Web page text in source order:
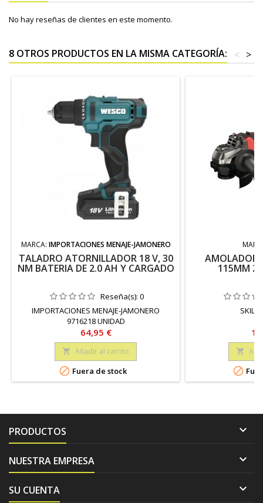
No hay reseñas de clientes en este momento.
8 OTROS PRODUCTOS EN LA MISMA CATEGORÍA: >
<
MARCA: IMPORTACIONES MENAJE-JAMONERO
TALADRO ATORNILLADOR 18 V, 30
NM BATERIA DE 2.0 AH Y CARGADO
Reseña(s): 0
IMPORTACIONES MENAJE-JAMONERO
9716218 UNIDAD
Precio
64,95 €
 Añadir al carrito
 Fuera de stock
115MM
SKIL


PRODUCTOS 
NUESTRA EMPRESA 
SU CUENTA 